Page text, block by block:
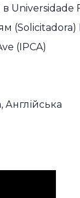
Universidade
(IPCA)
Англійська